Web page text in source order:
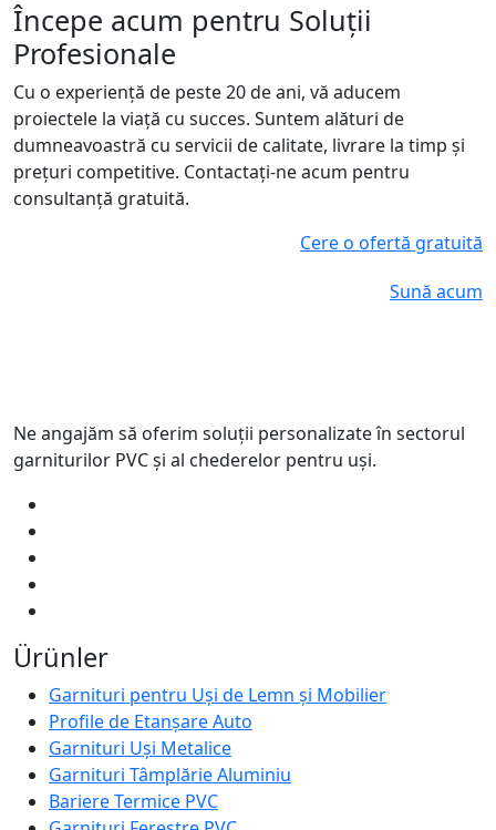
Începe acum pentru Soluții
Profesionale
Cu o experiență de peste 20 de ani, vă aducem
proiectele la viață cu succes. Suntem alături de
dumneavoastră cu servicii de calitate, livrare la timp și
prețuri competitive. Contactați-ne acum pentru
consultanță gratuită.
Cere o ofertă gratuită
Sună acum
Ne angajăm să oferim soluții personalizate în sectorul
garniturilor PVC și al chederelor pentru uși.
Ürünler
Garnituri pentru Uși de Lemn și Mobilier
Profile de Etanșare Auto
Garnituri Uși Metalice
Garnituri Tâmplărie Aluminiu
Bariere Termice PVC